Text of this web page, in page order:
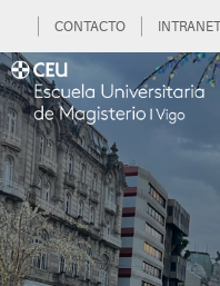
CONTACTO INTRANET